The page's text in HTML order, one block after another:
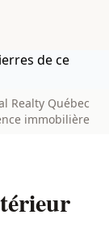
Realty Québec
immobilière